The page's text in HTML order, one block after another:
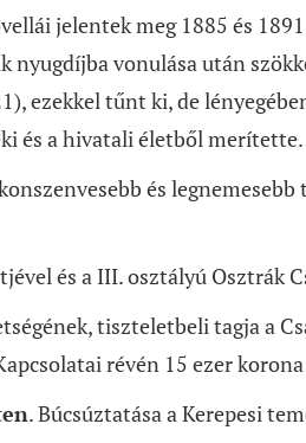
jelentek meg 1885 és
vonulása után
ezekkel tűnt ki, de
és a hivatali életből merítette.
és
és a III. osztályú Osztrák
tiszteletbeli tagja a
révén 15 ezer
. Búcsúztatása a Kerepesi